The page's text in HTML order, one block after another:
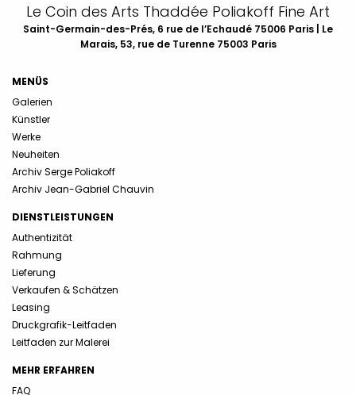
Le Coin des Arts Thaddée Poliakoff Fine Art
Saint-Germain-des-Prés, 6 rue de l’Echaudé 75006 Paris | Le
Marais, 53, rue de Turenne 75003 Paris
MENÜS
Galerien
Künstler
Werke
Neuheiten
Archiv Serge Poliakoff
Archiv Jean-Gabriel Chauvin
DIENSTLEISTUNGEN
Authentizität
Rahmung
Lieferung
Verkaufen & Schätzen
Leasing
Druckgrafik-Leitfaden
Leitfaden zur Malerei
MEHR ERFAHREN
FAQ